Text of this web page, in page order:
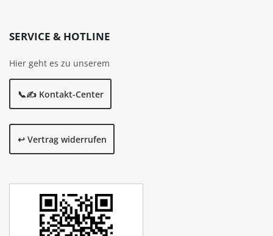
SERVICE & HOTLINE
Hier geht es zu unserem
📞✍️ Kontakt-Center
↩️ Vertrag widerrufen